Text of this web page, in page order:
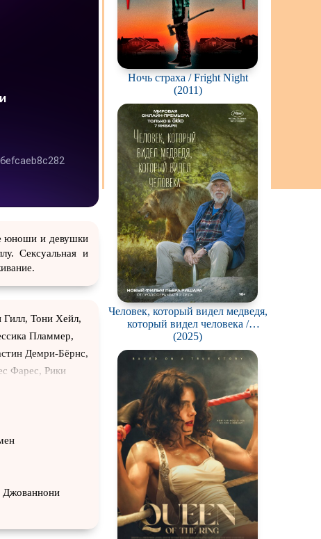
юноши и девушки
Сексуальная и
Тони Хейл,
Пламмер,
Демри-Бёрнс,
Фарес, Рики
Даниэль Натали,
Конор Молони,
Ди, Кристина
Джованнони
Ночь страха / Fright Night
(2011)
Человек, который видел медведя,
который видел человека /
L'homme qui a vu l'ours qui a vu
l'homme
(2025)